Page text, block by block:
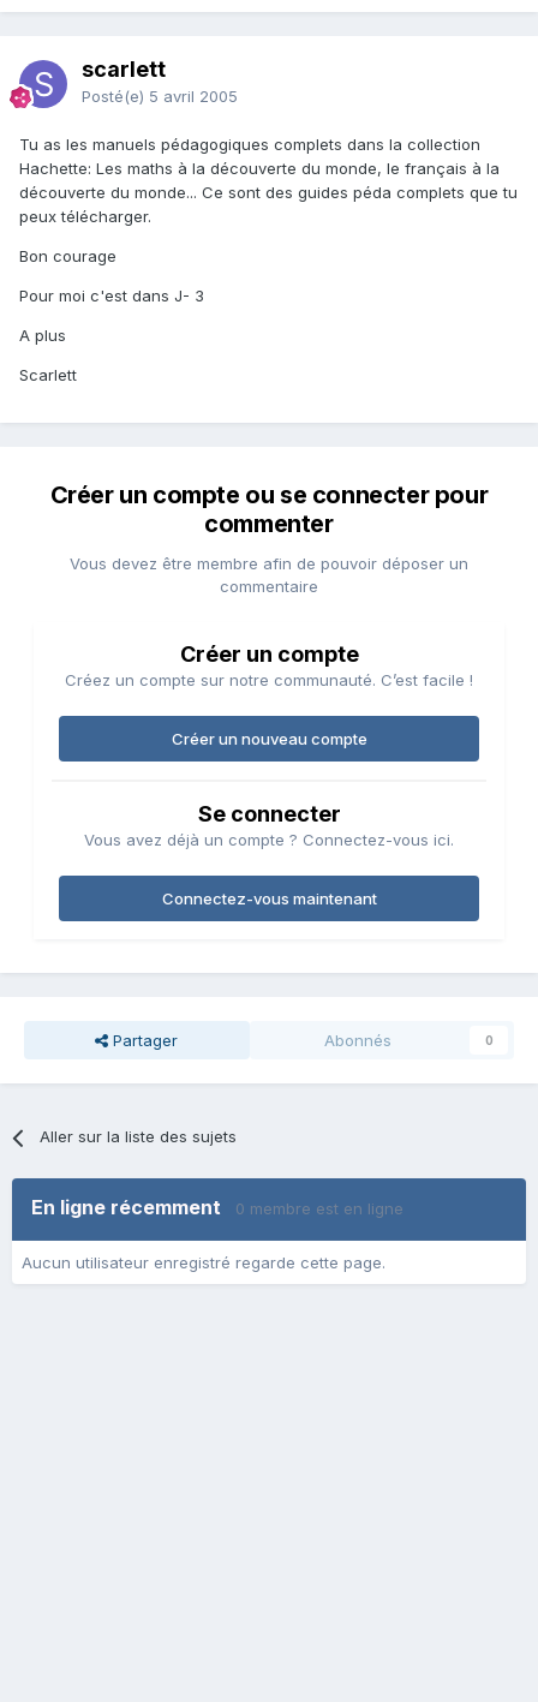
scarlett
Posté(e) 5 avril 2005
Tu as les manuels pédagogiques complets dans la collection
Hachette: Les maths à la découverte du monde, le français à la
découverte du monde... Ce sont des guides péda complets que tu
peux télécharger.
Bon courage
Pour moi c'est dans J- 3
A plus
Scarlett
Créer un compte ou se connecter pour
commenter
Vous devez être membre afin de pouvoir déposer un
commentaire
Créer un compte
Créez un compte sur notre communauté. C’est facile !
Créer un nouveau compte
Se connecter
Vous avez déjà un compte ? Connectez-vous ici.
Connectez-vous maintenant
Partager Abonnés 0
Aller sur la liste des sujets
En ligne récemment 0 membre est en ligne
Aucun utilisateur enregistré regarde cette page.